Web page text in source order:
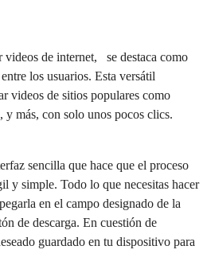
videos de internet, se destaca como
los usuarios. Esta versátil
videos de sitios populares como
más, con solo unos pocos clics.
sencilla que hace que el proceso
y simple. Todo lo que necesitas hacer
en el campo designado de la
de descarga. En cuestión de
guardado en tu dispositivo para